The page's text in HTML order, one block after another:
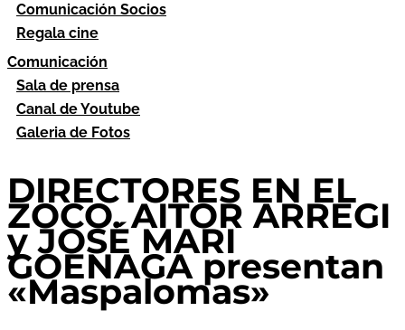
Comunicación Socios
Regala cine
Comunicación
Sala de prensa
Canal de Youtube
Galeria de Fotos
DIRECTORES EN EL
ZOCO. AITOR ARREGI
y JOSÉ MARI
GOENAGA presentan
«Maspalomas»